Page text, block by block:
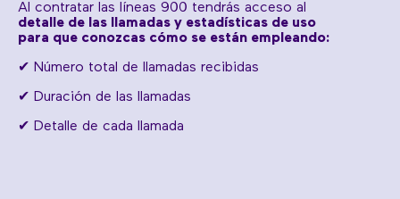
Al contratar las líneas 900 tendrás acceso al
detalle de las llamadas y estadísticas de uso
para que conozcas cómo se están empleando:
✔ Número total de llamadas recibidas
✔ Duración de las llamadas
✔ Detalle de cada llamada